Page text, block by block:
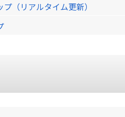
（リアルタイム更新）